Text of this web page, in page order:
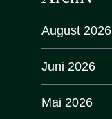
August 2026
Juni 2026
Mai 2026